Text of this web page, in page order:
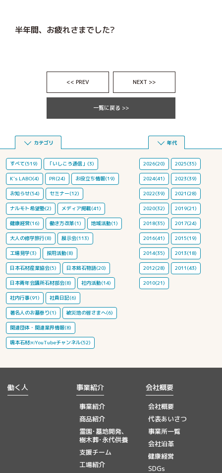
半年間、お疲れさまでした?
<< PREV NEXT >>
一覧に戻る >>
カテゴリ
すべて(519) 「いしころ通信」(3)
K's LABO(4) PR(24) お役立ち情報(19)
お知らせ(54) セミナー(12)
ナルモト希望塾(2) メディア掲載(41)
健康経営(16) 働き方改革(1) 地域活動(1)
大人の修学旅行(8) 展示会(113)
工場見学(3) 採用活動(8)
日本石材産業協会(5) 日本銘石物語(20)
日本青年会議所石材部会(8) 社内活動(14)
社内行事(91) 社員日記(6)
著名人のお墓参り(1) 被災地の皆さまへ(6)
関連団体・関連業界情報(8)
鳴本石材㈱YouTubeチャンネル(52)
年代
2026(20) 2025(35)
2024(41) 2023(39)
2022(39) 2021(28)
2020(32) 2019(21)
2018(35) 2017(24)
2016(41) 2015(19)
2014(35) 2013(18)
2012(28) 2011(43)
2010(21)
働く人 事業紹介
事業紹介
商品紹介
霊園･墓地開発、
樹木葬･永代供養
支援チーム
工場紹介
会社概要
会社概要
代表あいさつ
事業所一覧
会社沿革
健康経営
SDGs